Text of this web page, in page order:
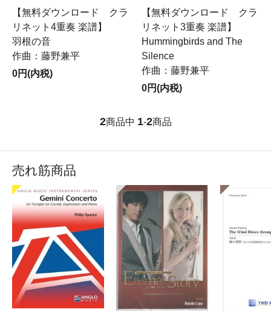
【無料ダウンロード クラ
リネット4重奏 楽譜】
羽根の音
作曲：藤野兼平
0円(内税)
【無料ダウンロード クラ
リネット3重奏 楽譜】
Hummingbirds and The
Silence
作曲：藤野兼平
0円(内税)
2商品中 1-2商品
売れ筋商品